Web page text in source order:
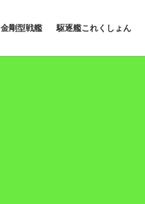
金剛型戦艦 駆逐艦これくしょん